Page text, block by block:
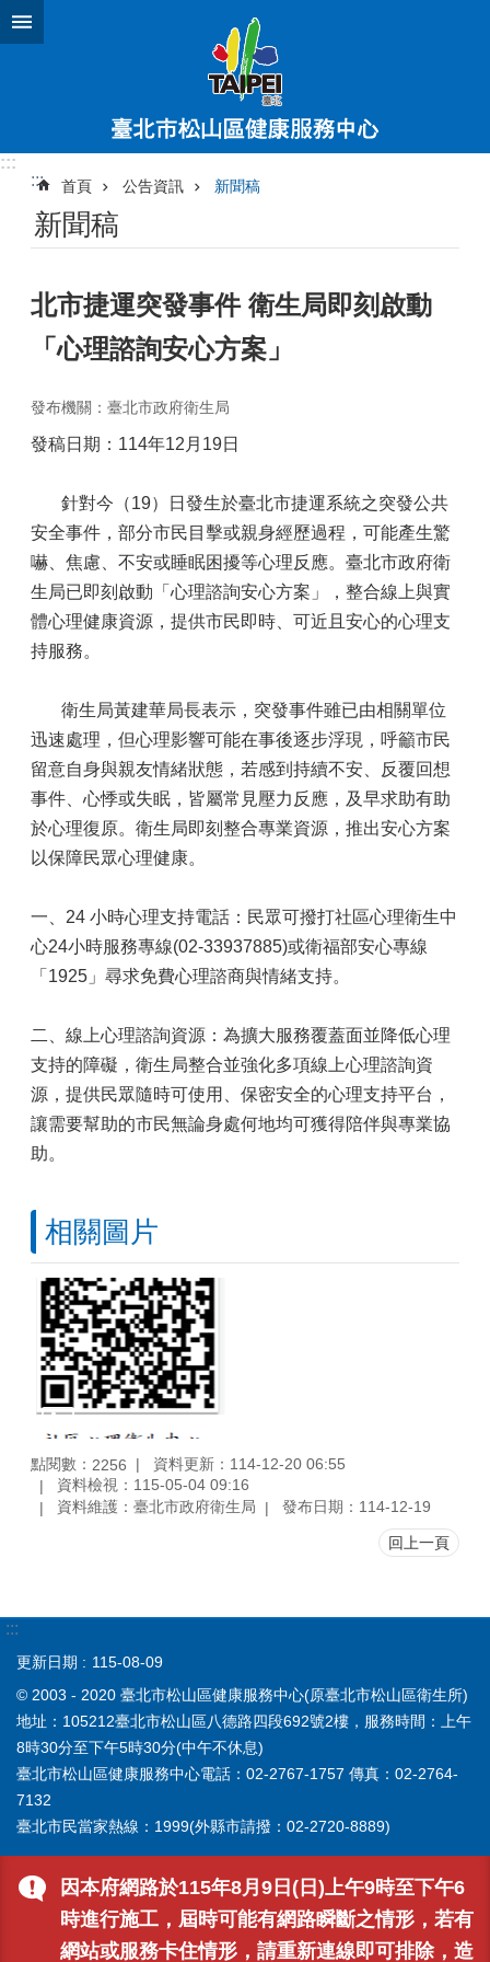
跳到主要內容區塊
:::
因本府網路於115年8月9日(日)上午9時至下午6
時進行施工，屆時可能有網路瞬斷之情形，若有
網站或服務卡住情形，請重新連線即可排除，造
::: 首頁 公告資訊 新聞稿
新聞稿
北市捷運突發事件 衛生局即刻啟動
「心理諮詢安心方案」
發布機關：臺北市政府衛生局
發稿日期：114年12月19日
針對今（19）日發生於臺北市捷運系統之突發公共
安全事件，部分市民目擊或親身經歷過程，可能產生驚
嚇、焦慮、不安或睡眠困擾等心理反應。臺北市政府衛
生局已即刻啟動「心理諮詢安心方案」，整合線上與實
體心理健康資源，提供市民即時、可近且安心的心理支
持服務。
衛生局黃建華局長表示，突發事件雖已由相關單位
迅速處理，但心理影響可能在事後逐步浮現，呼籲市民
留意自身與親友情緒狀態，若感到持續不安、反覆回想
事件、心悸或失眠，皆屬常見壓力反應，及早求助有助
於心理復原。衛生局即刻整合專業資源，推出安心方案
以保障民眾心理健康。
一、24 小時心理支持電話：民眾可撥打社區心理衛生中
心24小時服務專線(02-33937885)或衛福部安心專線
「1925」尋求免費心理諮商與情緒支持。
二、線上心理諮詢資源：為擴大服務覆蓋面並降低心理
支持的障礙，衛生局整合並強化多項線上心理諮詢資
源，提供民眾隨時可使用、保密安全的心理支持平台，
讓需要幫助的市民無論身處何地均可獲得陪伴與專業協
助。
相關圖片
點閱數： 2256
資料更新：114-12-20 06:55
資料檢視：115-05-04 09:16
資料維護：臺北市政府衛生局
發布日期：114-12-19
回上一頁
:::
更新日期
115-08-09
© 2003 - 2020 臺北市松山區健康服務中心(原臺北市松山區衛生所)
地址：105212臺北市松山區八德路四段692號2樓，服務時間：上午
8時30分至下午5時30分(中午不休息)
臺北市松山區健康服務中心電話：02-2767-1757 傳真：02-2764-
7132
臺北市民當家熱線：1999(外縣市請撥：02-2720-8889)